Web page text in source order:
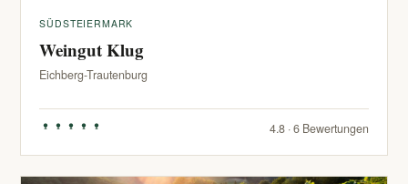
SÜDSTEIERMARK
Weingut Klug
Eichberg-Trautenburg
4.8 · 6 Bewertungen